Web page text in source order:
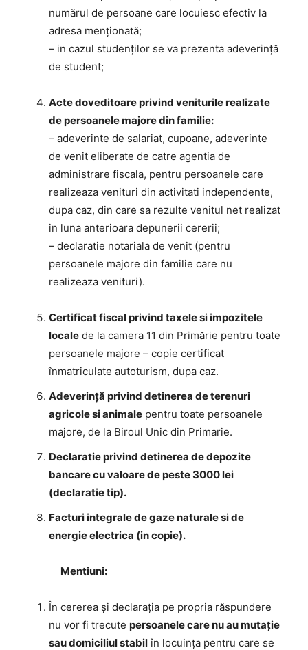
numărul de persoane care locuiesc efectiv la
adresa menţionată;
– in cazul studenţilor se va prezenta adeverinţă
de student;
Acte doveditoare privind veniturile realizate
de persoanele majore din familie:
– adeverinte de salariat, cupoane, adeverinte
de venit eliberate de catre agentia de
administrare fiscala, pentru persoanele care
realizeaza venituri din activitati independente,
dupa caz, din care sa rezulte venitul net realizat
in luna anterioara depunerii cererii;
– declaratie notariala de venit (pentru
persoanele majore din familie care nu
realizeaza venituri).
Certificat fiscal privind taxele si impozitele
locale de la camera 11 din Primărie pentru toate
persoanele majore – copie certificat
înmatriculate autoturism, dupa caz.
Adeverinţă privind detinerea de terenuri
agricole si animale pentru toate persoanele
majore, de la Biroul Unic din Primarie.
Declaratie privind detinerea de depozite
bancare cu valoare de peste 3000 lei
(declaratie tip).
Facturi integrale de gaze naturale si de
energie electrica (in copie).
Mentiuni:
În cererea şi declaraţia pe propria răspundere
nu vor fi trecute persoanele care nu au mutaţie
sau domiciliul stabilîn locuinţa pentru care se